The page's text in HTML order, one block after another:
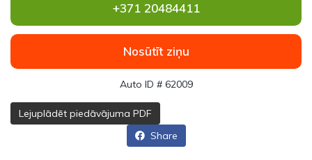
+371 20484411
Nosūtīt ziņu
Auto ID # 62009
Lejuplādēt piedāvājuma PDF
Share